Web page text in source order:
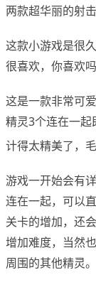
两款超华丽的射
这款小游戏是很
很喜欢，你喜欢吗
这是一款非常可
精灵3个连在一起
计得太精美了，
游戏一开始会有
连在一起，可以
关卡的增加，还
增加难度，当然
周围的其他精灵。